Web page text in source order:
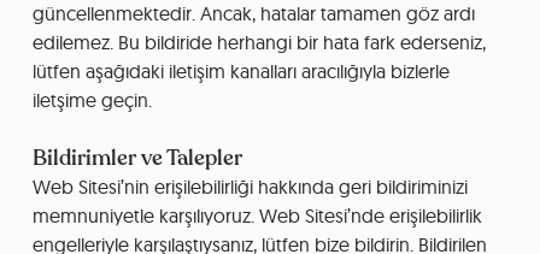
güncellenmektedir. Ancak, hatalar tamamen göz ardı
edilemez. Bu bildiride herhangi bir hata fark ederseniz,
lütfen aşağıdaki iletişim kanalları aracılığıyla bizlerle
iletşime geçin.
Bildirimler ve Talepler
Web Sitesi’nin erişilebilirliği hakkında geri bildiriminizi
memnuniyetle karşılıyoruz. Web Sitesi’nde erişilebilirlik
engelleriyle karşılaştıysanız, lütfen bize bildirin. Bildirilen